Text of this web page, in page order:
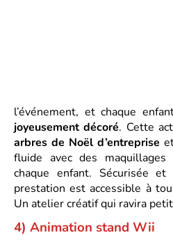
l’événement, et chaque
joyeusement décoré. Cette
arbres de Noël d’entreprise
fluide avec des
chaque enfant. Sécurisée et
prestation est accessible à
Un atelier créatif qui ravira
4) Animation stand Wii